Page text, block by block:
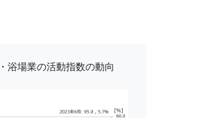
浴場業の活動指数の動向